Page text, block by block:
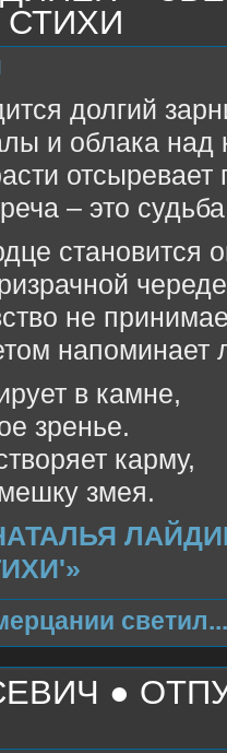
СТИХИ
долгий
и облака над
отсыревает
– это
становится
не
напоминает
в камне,
зренье.
карму,
змея.
светил...
●